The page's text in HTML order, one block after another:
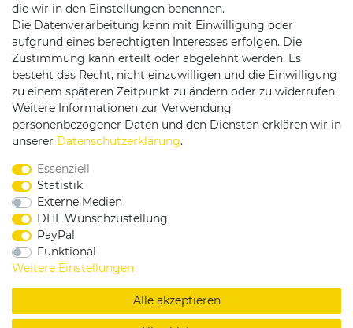
Versandpartner
Service & Kontakt
Rufen Sie uns an unter:
0375 - 21459172
Widerrufsrecht |
Impressum
Copyright by König Design
die wir in den Einstellungen benennen.
Die Datenverarbeitung kann mit Einwilligung oder
aufgrund eines berechtigten Interesses erfolgen. Die
Zustimmung kann erteilt oder abgelehnt werden. Es
besteht das Recht, nicht einzuwilligen und die Einwilligung
zu einem späteren Zeitpunkt zu ändern oder zu widerrufen.
Weitere Informationen zur Verwendung
personenbezogener Daten und den Diensten erklären wir in
unserer Daten­schutz­erklärung.
Essenziell
Statistik
Externe Medien
DHL Wunschzustellung
PayPal
Funktional
Weitere Einstellungen
Alle akzeptieren